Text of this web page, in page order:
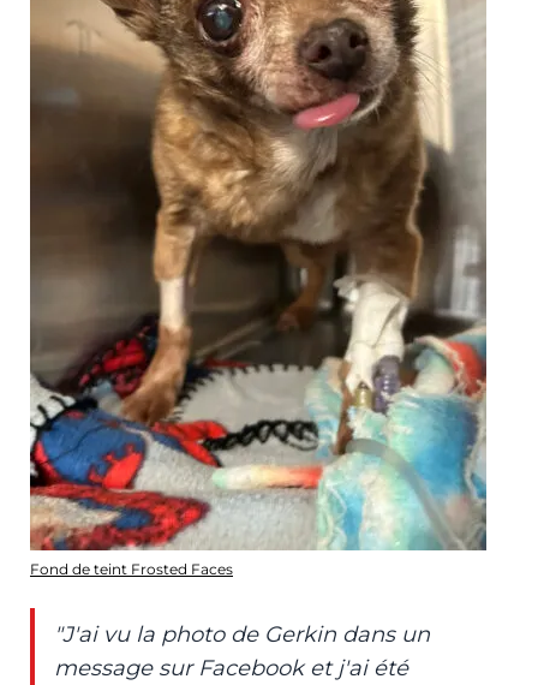
Fond de teint Frosted Faces
"J'ai vu la photo de Gerkin dans un
message sur Facebook et j'ai été